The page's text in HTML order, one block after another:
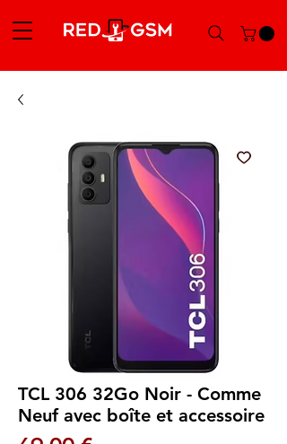
TCL 306 32Go Noir - Comme
Neuf avec boîte et accessoire